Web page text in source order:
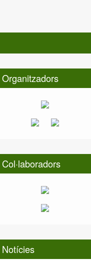
Organitzadors
Col·laboradors
Notícies